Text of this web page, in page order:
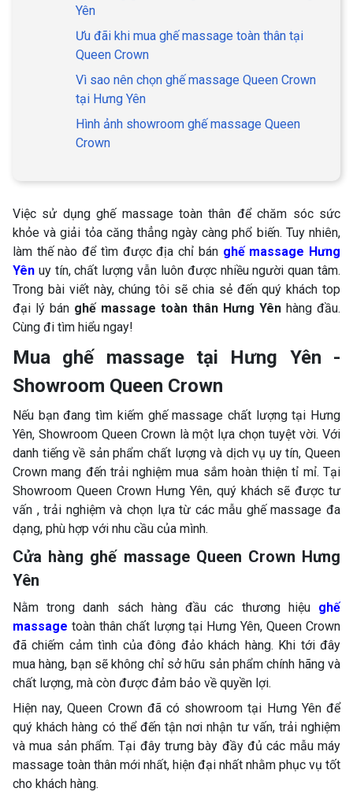
Yên
Ưu đãi khi mua ghế massage toàn thân tại
Queen Crown
Vì sao nên chọn ghế massage Queen Crown
tại Hưng Yên
Hình ảnh showroom ghế massage Queen
Crown
Việc sử dụng ghế massage toàn thân để chăm sóc sức
khỏe và giải tỏa căng thẳng ngày càng phổ biến. Tuy nhiên,
làm thế nào để tìm được địa chỉ bán ghế massage Hưng
Yên uy tín, chất lượng vẫn luôn được nhiều người quan tâm.
Trong bài viết này, chúng tôi sẽ chia sẻ đến quý khách top
đại lý bán ghế massage toàn thân Hưng Yên hàng đầu.
Cùng đi tìm hiểu ngay!
Mua ghế massage tại Hưng Yên -
Showroom Queen Crown
Nếu bạn đang tìm kiếm ghế massage chất lượng tại Hưng
Yên, Showroom Queen Crown là một lựa chọn tuyệt vời. Với
danh tiếng về sản phẩm chất lượng và dịch vụ uy tín, Queen
Crown mang đến trải nghiệm mua sắm hoàn thiện tỉ mỉ. Tại
Showroom Queen Crown Hưng Yên, quý khách sẽ được tư
vấn , trải nghiệm và chọn lựa từ các mẫu ghế massage đa
dạng, phù hợp với nhu cầu của mình.
Cửa hàng ghế massage Queen Crown Hưng
Yên
Nằm trong danh sách hàng đầu các thương hiệu ghế
massage toàn thân chất lượng tại Hưng Yên, Queen Crown
đã chiếm cảm tình của đông đảo khách hàng. Khi tới đây
mua hàng, bạn sẽ không chỉ sở hữu sản phẩm chính hãng và
chất lượng, mà còn được đảm bảo về quyền lợi.
Hiện nay, Queen Crown đã có showroom tại Hưng Yên để
quý khách hàng có thể đến tận nơi nhận tư vấn, trải nghiệm
và mua sản phẩm. Tại đây trưng bày đầy đủ các mẫu máy
massage toàn thân mới nhất, hiện đại nhất nhằm phục vụ tốt
cho khách hàng.